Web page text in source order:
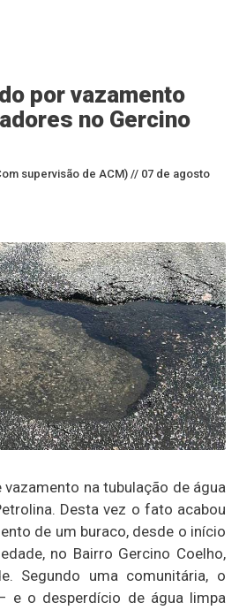
por vazamento
no Gercino
supervisão de ACM) // 07 de agosto
na tubulação de água
Desta vez o fato acabou
de um buraco, desde o início
no Bairro Gercino Coelho,
Segundo uma comunitária, o
e o desperdício de água limpa